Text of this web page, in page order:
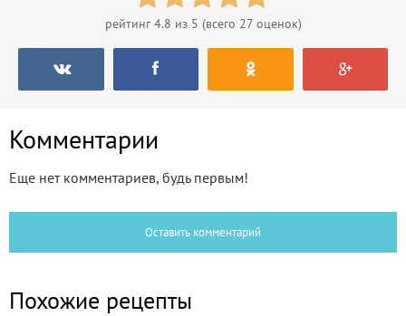
рейтинг4.8 из 5 (всего 27оценок)
Комментарии
Еще нет комментариев, будь первым!
Оставить комментарий
Похожие рецепты